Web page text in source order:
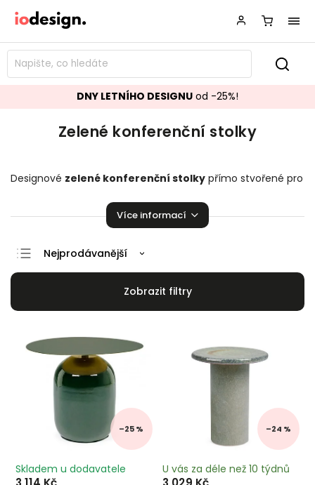
DNY LETNÍHO DESIGNU od -25%!
Zelené konferenční stolky
Designové zelené konferenční stolky přímo stvořené pro
pozvednou úroveň vašeho domova.
Více informací
Doporučujeme
Nejprodávanější
Abecedně
–25 %
Skladem u dodavatele
–24 %
U vás za déle než 10 týdnů